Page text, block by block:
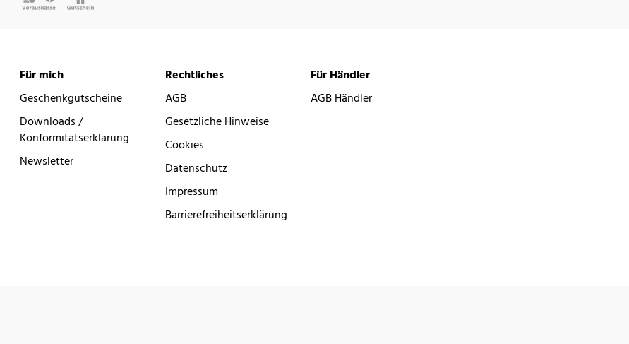
Für mich
Geschenkgutscheine
Downloads /
Konformitätserklärung
Newsletter
Rechtliches
AGB
Gesetzliche Hinweise
Cookies
Datenschutz
Impressum
Barrierefreiheitserklärung
Für Händler
AGB Händler